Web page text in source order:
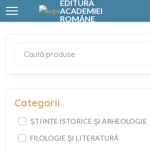
EDITURA
ACADEMIEI
ROMÂNE
Categorii
ȘTIINȚE ISTORICE ŞI ARHEOLOGIE
FILOLOGIE ŞI LITERATURĂ